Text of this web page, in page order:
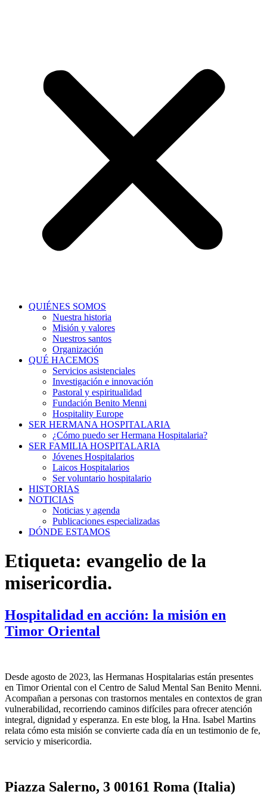
QUIÉNES SOMOS
Nuestra historia
Misión y valores
Nuestros santos
Organización
QUÉ HACEMOS
Servicios asistenciales
Investigación e innovación
Pastoral y espiritualidad
Fundación Benito Menni
Hospitality Europe
SER HERMANA HOSPITALARIA
¿Cómo puedo ser Hermana Hospitalaria?
SER FAMILIA HOSPITALARIA
Jóvenes Hospitalarios
Laicos Hospitalarios
Ser voluntario hospitalario
HISTORIAS
NOTICIAS
Noticias y agenda
Publicaciones especializadas
DÓNDE ESTAMOS
Etiqueta: evangelio de la
misericordia.
Hospitalidad en acción: la misión en
Timor Oriental
Desde agosto de 2023, las Hermanas Hospitalarias están presentes
en Timor Oriental con el Centro de Salud Mental San Benito Menni.
Acompañan a personas con trastornos mentales en contextos de gran
vulnerabilidad, recorriendo caminos difíciles para ofrecer atención
integral, dignidad y esperanza. En este blog, la Hna. Isabel Martins
relata cómo esta misión se convierte cada día en un testimonio de fe,
servicio y misericordia.
Piazza Salerno, 3 00161 Roma (Italia)